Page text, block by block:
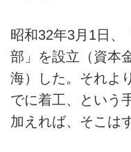
昭和32年3月1日、
部」を設立（資本
海）した。それよ
でに着工、という
加えれば、そこは